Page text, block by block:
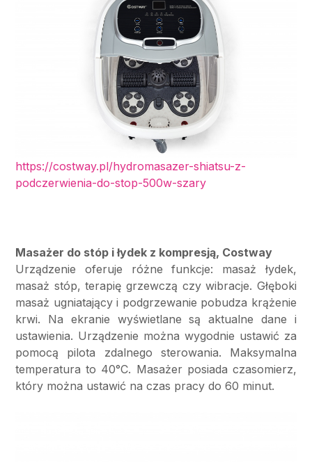
https://costway.pl/hydromasazer-shiatsu-z-
podczerwienia-do-stop-500w-szary
Masażer do stóp i łydek z kompresją, Costway
Urządzenie oferuje różne funkcje: masaż łydek,
masaż stóp, terapię grzewczą czy wibracje. Głęboki
masaż ugniatający i podgrzewanie pobudza krążenie
krwi. Na ekranie wyświetlane są aktualne dane i
ustawienia. Urządzenie można wygodnie ustawić za
pomocą pilota zdalnego sterowania. Maksymalna
temperatura to 40°C. Masażer posiada czasomierz,
który można ustawić na czas pracy do 60 minut.